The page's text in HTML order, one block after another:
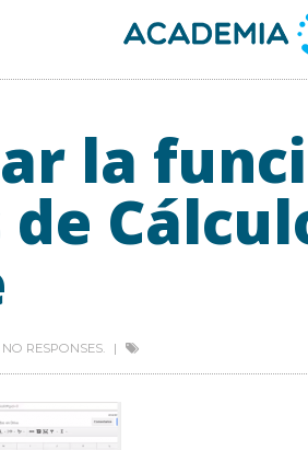
la
NO RESPONSES.